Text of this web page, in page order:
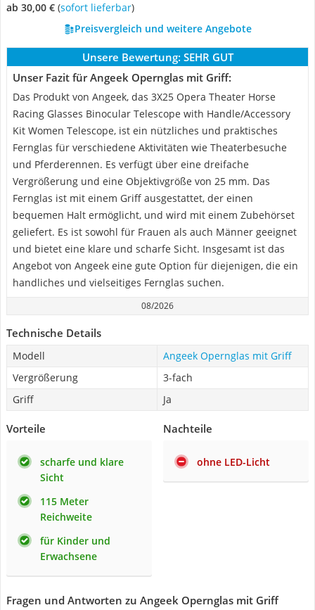
ab 30,00 € ( Sofort lieferbar)
Preisvergleich und weitere Angebote
Unsere Bewertung: SEHR GUT
Unser Fazit für Angeek Opernglas mit Griff:
Das Produkt von Angeek, das 3X25 Opera Theater Horse
Racing Glasses Binocular Telescope with Handle/Accessory
Kit Women Telescope, ist ein nützliches und praktisches
Fernglas für verschiedene Aktivitäten wie Theaterbesuche
und Pferderennen. Es verfügt über eine dreifache
Vergrößerung und eine Objektivgröße von 25 mm. Das
Fernglas ist mit einem Griff ausgestattet, der einen
bequemen Halt ermöglicht, und wird mit einem Zubehörset
geliefert. Es ist sowohl für Frauen als auch Männer geeignet
und bietet eine klare und scharfe Sicht. Insgesamt ist das
Angebot von Angeek eine gute Option für diejenigen, die ein
handliches und vielseitiges Fernglas suchen.
08/2026
Technische Details
Modell
Angeek Opernglas mit Griff
Vergrößerung
3-fach
Griff
Ja
Vorteile
scharfe und klare
Sicht
115 Meter
Reichweite
für Kinder und
Erwachsene
Nachteile
ohne LED-Licht
Fragen und Antworten zu Angeek Opernglas mit Griff